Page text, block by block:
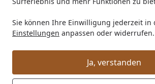
Sie können Ihre Einwilligung jederzeit in
Einstellungen anpassen oder widerrufen.
Ja, verstanden